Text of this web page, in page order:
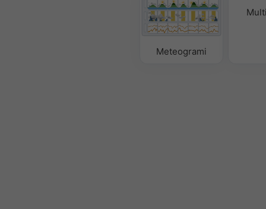
Meteogrami